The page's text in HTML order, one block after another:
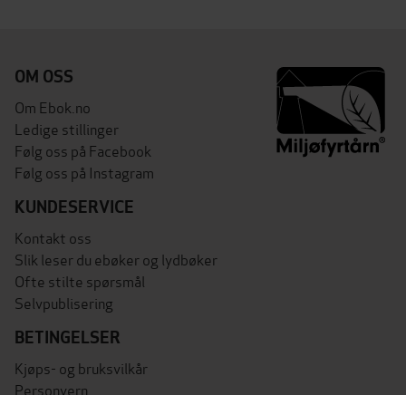
OM OSS
Om Ebok.no
Ledige stillinger
Følg oss på Facebook
Følg oss på Instagram
KUNDESERVICE
Kontakt oss
Slik leser du ebøker og lydbøker
Ofte stilte spørsmål
Selvpublisering
BETINGELSER
Kjøps- og bruksvilkår
Personvern